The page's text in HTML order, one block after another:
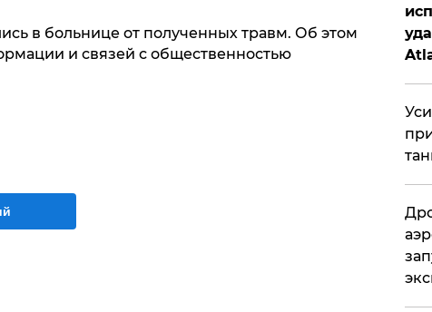
в больнице от полученных травм. Об этом
и связей с общественностью